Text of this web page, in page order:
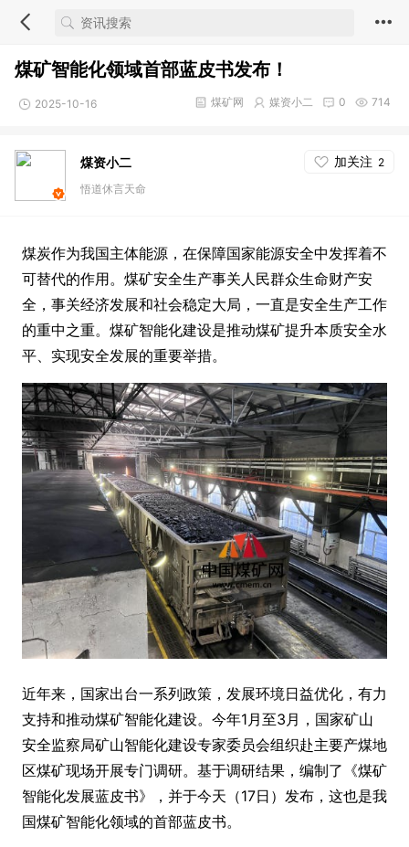
煤矿智能化领域首部蓝皮书发布！
2025-10-16 714
0
媒资小二
煤矿网
煤资小二 加关注 2
悟道休言天命
煤炭作为我国主体能源，在保障国家能源安全中发挥着不
可替代的作用。煤矿安全生产事关人民群众生命财产安
全，事关经济发展和社会稳定大局，一直是安全生产工作
的重中之重。煤矿智能化建设是推动煤矿提升本质安全水
平、实现安全发展的重要举措。
近年来，国家出台一系列政策，发展环境日益优化，有力
支持和推动煤矿智能化建设。今年1月至3月，国家矿山
安全监察局矿山智能化建设专家委员会组织赴主要产煤地
区煤矿现场开展专门调研。基于调研结果，编制了《煤矿
智能化发展蓝皮书》，并于今天（17日）发布，这也是我
国煤矿智能化领域的首部蓝皮书。